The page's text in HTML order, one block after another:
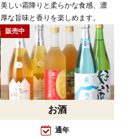
美しい霜降りと柔らかな食感、濃
厚な旨味と香りを楽しめます。
販売中
お酒
通年